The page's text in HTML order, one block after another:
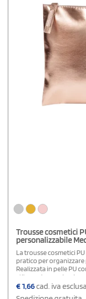
Trousse cosmetici
personalizzabile
La trousse cosmetici
pratico per
Realizzata in pelle PU
stile moderno e
chiusura con cerniera
make-up e piccoli
€1,66cad. iva